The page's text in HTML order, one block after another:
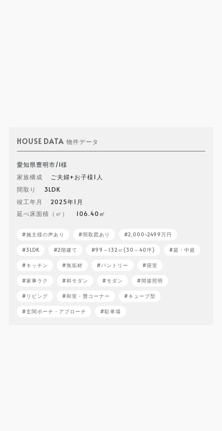
HOUSE DATA 物件データ
愛知県豊明市/I様
家族構成
ご夫婦+お子様1人
間取り
3LDK
竣工年月
2025年1月
延べ床面積（㎡）
106.40㎡
施主様の声あり 間取図あり 2,000~2499万円
3LDK 2階建て 99～132㎡(30～40坪) 庭・中庭
キッチン 無垢材 パントリー 寝室
家事ラク 和モダン モダン 間接照明
リビング 和室・畳コーナー キューブ型
玄関ポーチ・アプローチ 駐車場